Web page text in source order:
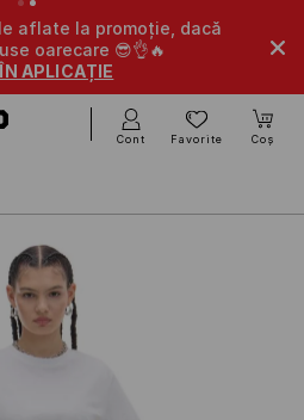
aflate la promoție, dacă
oarecare 😎👌🔥
APLICAȚIE
Cont Favorite Coș